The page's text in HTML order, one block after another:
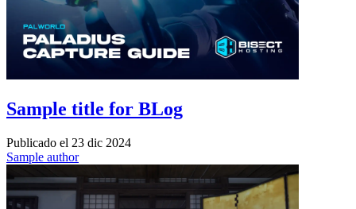
Sample title for BLog
Publicado el 23 dic 2024
Sample author